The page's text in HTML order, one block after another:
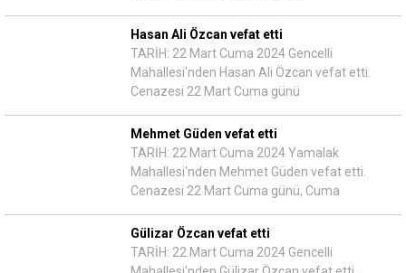
Hasan Ali Özcan vefat etti
TARİH: 22 Mart Cuma 2024 Gencelli
Mahallesi'nden Hasan Ali Özcan vefat etti.
Cenazesi 22 Mart Cuma günü
Mehmet Güden vefat etti
TARİH: 22 Mart Cuma 2024 Yamalak
Mahallesi'nden Mehmet Güden vefat etti.
Cenazesi 22 Mart Cuma günü, Cuma
Gülizar Özcan vefat etti
TARİH: 22 Mart Cuma 2024 Gencelli